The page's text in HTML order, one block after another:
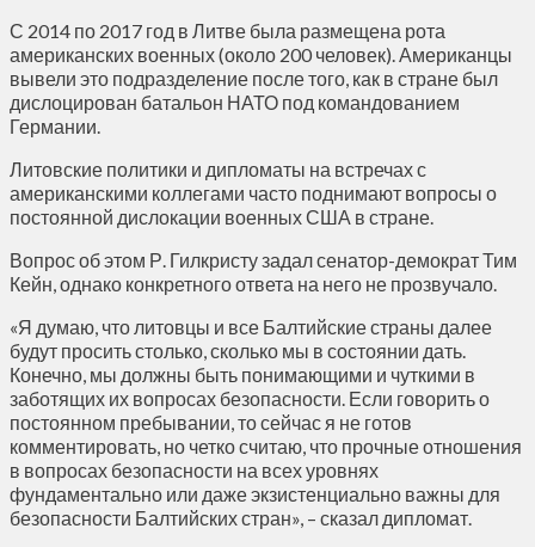
С 2014 по 2017 год в Литве была размещена рота
американских военных (около 200 человек). Американцы
вывели это подразделение после того, как в стране был
дислоцирован батальон НАТО под командованием
Германии.
Литовские политики и дипломаты на встречах с
американскими коллегами часто поднимают вопросы о
постоянной дислокации военных США в стране.
Вопрос об этом Р. Гилкристу задал сенатор-демократ Тим
Кейн, однако конкретного ответа на него не прозвучало.
«Я думаю, что литовцы и все Балтийские страны далее
будут просить столько, сколько мы в состоянии дать.
Конечно, мы должны быть понимающими и чуткими в
заботящих их вопросах безопасности. Если говорить о
постоянном пребывании, то сейчас я не готов
комментировать, но четко считаю, что прочные отношения
в вопросах безопасности на всех уровнях
фундаментально или даже экзистенциально важны для
безопасности Балтийских стран», – сказал дипломат.